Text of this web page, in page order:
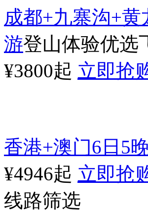
成都+九寨沟+
游登山体验优选
¥3800起 立即抢
香港+澳门6日5
¥4946起 立即抢
线路筛选